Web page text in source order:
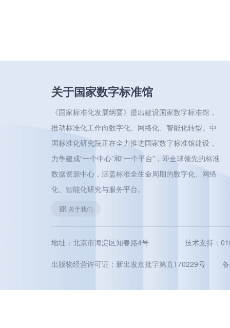
关于国家数字标准馆
《国家标准化发展纲要》提出建设国家数字标准馆，
推动标准化工作向数字化、网络化、智能化转型。中
国标准化研究院正在全力推进国家数字标准馆建设，
力争建成“一个中心”和“一个平台”，即全球领先的标准
数据资源中心，涵盖标准全生命周期的数字化、网络
化、智能化研究与服务平台。
关于我们
地址：北京市海淀区知春路4号 技术支持：
出版物经营许可证：新出发京批字第直170229号